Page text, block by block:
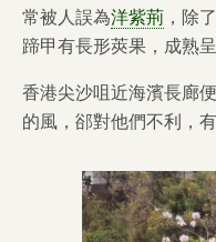
常被人誤為洋紫荊 ，除了
蹄甲有長形莢果，成熟
香港尖沙咀近海濱長廊
的風，郤對他們不利，